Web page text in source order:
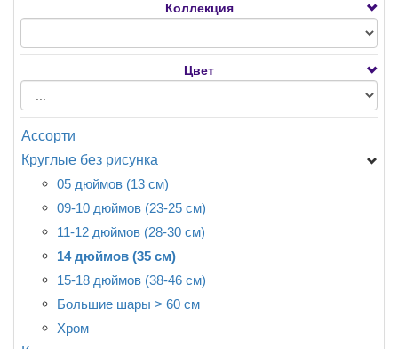
Коллекция
Цвет
Ассорти
Круглые без рисунка
05 дюймов (13 см)
09-10 дюймов (23-25 см)
11-12 дюймов (28-30 см)
14 дюймов (35 см)
15-18 дюймов (38-46 см)
Большие шары > 60 см
Хром